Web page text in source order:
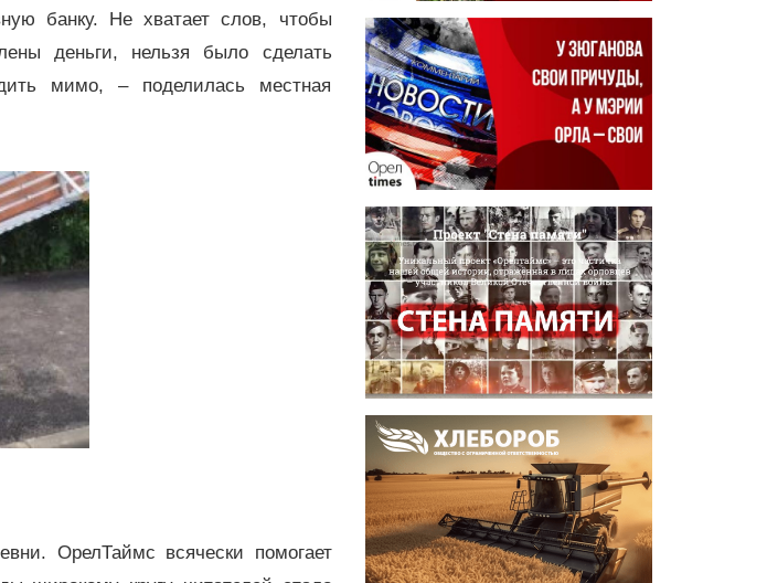
банку. Не хватает слов, чтобы
деньги, нельзя было сделать
мимо, – поделилась местная
ОрелТаймс всячески помогает